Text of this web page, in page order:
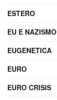
ESTERO
EU E NAZISMO
EUGENETICA
EURO
EURO CRISIS